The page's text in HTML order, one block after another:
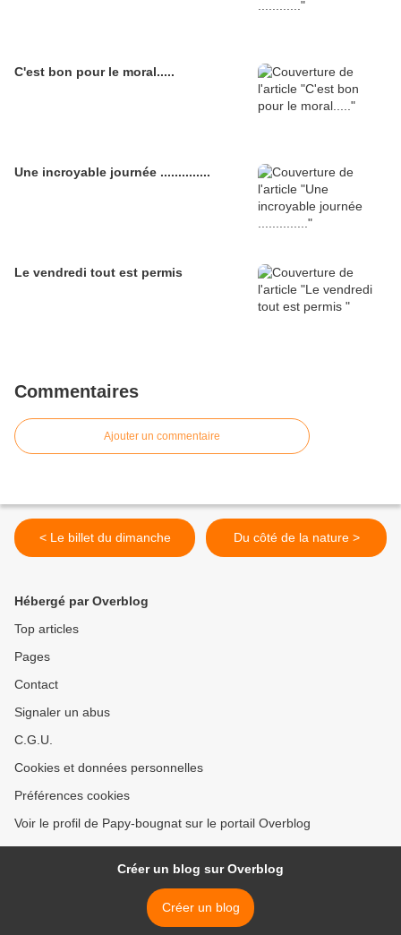
C'est bon pour le moral.....
Une incroyable journée ..............
Le vendredi tout est permis
Commentaires
Ajouter un commentaire
< Le billet du dimanche Du côté de la nature >
Hébergé par Overblog
Top articles
Pages
Contact
Signaler un abus
C.G.U.
Cookies et données personnelles
Préférences cookies
Voir le profil de Papy-bougnat sur le portail Overblog
Créer un blog sur Overblog
Créer un blog